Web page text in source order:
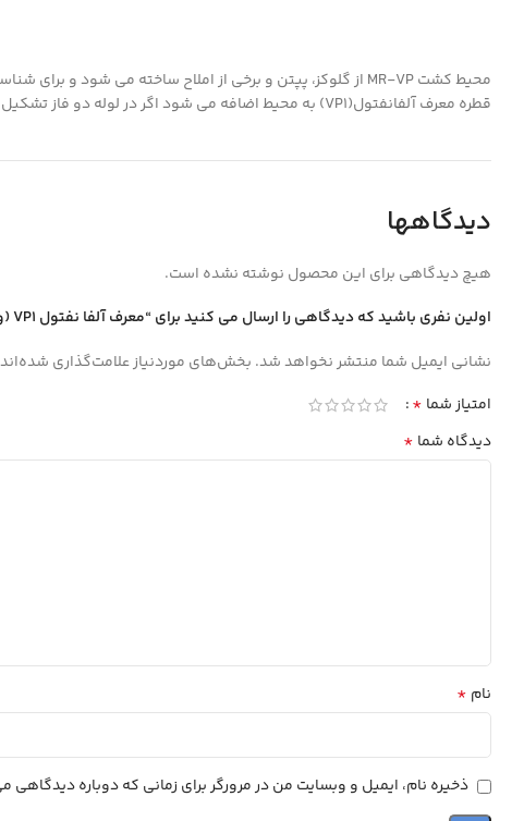
قطره معرف آلفانفتول(VP1) به محیط اضافه می شود اگر در لوله دو فاز تشکیل شد و فاز رویی رنگ قرمز رنگ شد یعنی باکتری از مسیر VP استفاده نموده است.
دیدگاهها
هیچ دیدگاهی برای این محصول نوشته نشده است.
اولین نفری باشید که دیدگاهی را ارسال می کنید برای “معرف آلفا نفتول VP1 (ويژه محيط MR-VP) زيست رويش”
نشانی ایمیل شما منتشر نخواهد شد. بخش‌های موردنیاز علامت‌گذاری شده‌اند
امتیاز شما *
دیدگاه شما *
نام *
ذخیره نام، ایمیل و وبسایت من در مرورگر برای زمانی که دوباره